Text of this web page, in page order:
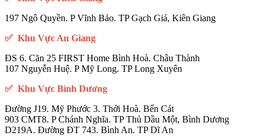
197 Ngô Quyền. P Vĩnh Bảo. TP Gạch Giá, Kiên Giang
✅ Khu Vực An Giang
ĐS 6. Căn 25 FIRST Home Bình Hoà. Châu Thành
107 Nguyễn Huệ. P Mỹ Long. TP Long Xuyên
✅ Khu Vực Bình Dương
Đường J19. Mỹ Phước 3. Thới Hoà. Bến Cát
903 CMT8. P Chánh Nghĩa. TP Thủ Dầu Một, Bình Dương
D219A. Đường ĐT 743. Bình An. TP Dĩ An